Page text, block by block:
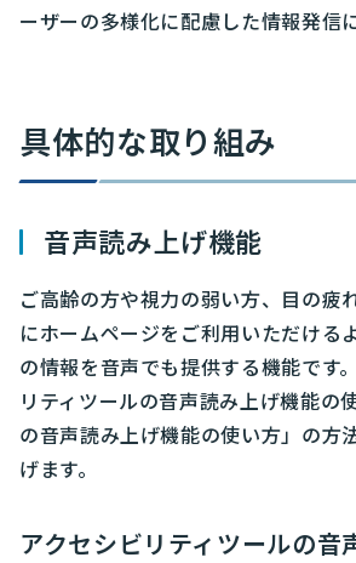
ーザーの多様化に配慮した情報発信
具体的な取り組み
音声読み上げ機能
ご高齢の方や視力の弱い方、目の疲
にホームページをご利用いただける
の情報を音声でも提供する機能です
リティツールの音声読み上げ機能の
の音声読み上げ機能の使い方」の方
げます。
アクセシビリティツールの音